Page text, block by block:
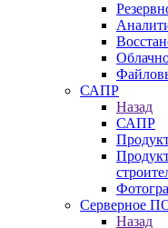
САПР
Назад
САПР
Серверное
Назад